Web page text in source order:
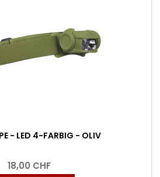
- LED 4-FARBIG - OLIV
18,00 CHF